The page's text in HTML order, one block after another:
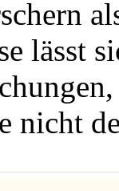
lässt
nicht